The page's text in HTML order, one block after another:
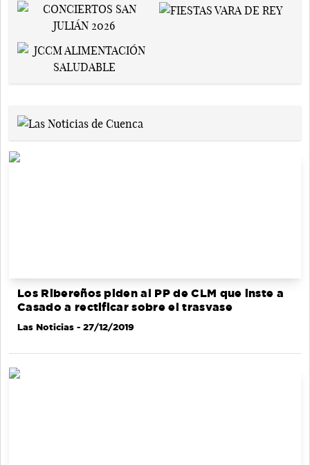
Los Ribereños piden al PP de CLM que inste a
Casado a rectificar sobre el trasvase
Las Noticias - 27/12/2019